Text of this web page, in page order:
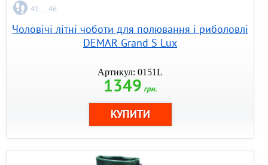
41 ... 46
Чоловічі літні чоботи для полювання і риболовлі
DEMAR Grand S Lux
Артикул: 0151L
1349 грн.